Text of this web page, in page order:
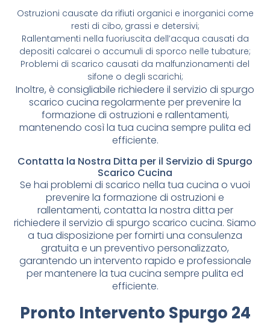
Ostruzioni causate da rifiuti organici e inorganici come
resti di cibo, grassi e detersivi;
Rallentamenti nella fuoriuscita dell’acqua causati da
depositi calcarei o accumuli di sporco nelle tubature;
Problemi di scarico causati da malfunzionamenti del
sifone o degli scarichi;
Inoltre, è consigliabile richiedere il servizio di spurgo
scarico cucina regolarmente per prevenire la
formazione di ostruzioni e rallentamenti,
mantenendo così la tua cucina sempre pulita ed
efficiente.
Contatta la Nostra Ditta per il Servizio di Spurgo
Scarico Cucina
Se hai problemi di scarico nella tua cucina o vuoi
prevenire la formazione di ostruzioni e
rallentamenti, contatta la nostra ditta per
richiedere il servizio di spurgo scarico cucina. Siamo
a tua disposizione per fornirti una consulenza
gratuita e un preventivo personalizzato,
garantendo un intervento rapido e professionale
per mantenere la tua cucina sempre pulita ed
efficiente.
Pronto Intervento Spurgo 24